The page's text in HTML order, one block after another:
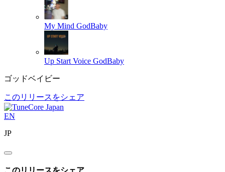
My Mind GodBaby
Up Start Voice GodBaby
ゴッドベイビー
このリリースをシェア
EN
JP